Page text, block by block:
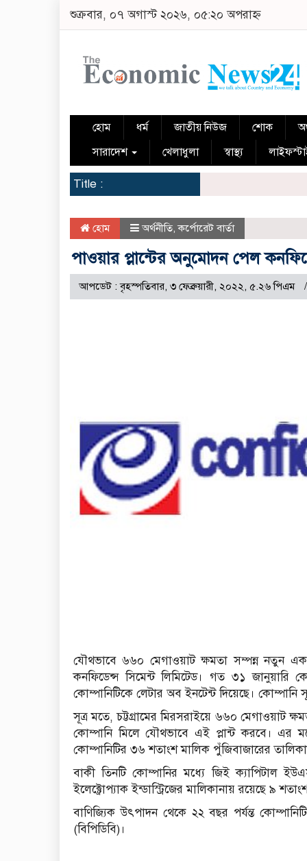
শুক্রবার, ০৭ অগাস্ট ২০২৬, ০৫:২০ অপরাহ্ন
হোম ধর্ম জাতীয় নিউজ শোক
সারাদেশ
খেলাধুলা স্বাস্থ্য
Title :
হোম অর্থনীতি,কর্পোরেট বার্তা
পাওয়ার প্লান্টের অনুমোদন পেল
আপডেট : বৃহস্পতিবার, ৩ ফেব্রুয়ারী, ২০২২, ৫.২৬ পিএম
যৌথভাবে ৬৬০ মেগাওয়াট ক্ষমতা সম্পন্ন নতুন
কনফিডেন্স সিমেন্ট লিমিটেড। গত ৩১ জানুয়ারি
কোম্পানিটিকে লেটার অব ইনটেন্ট দিয়েছে। কোম্পানি
সূত্র মতে, চট্টগ্রামের মিরসরাইয়ে ৬৬০ মেগাওয়াট
কোম্পানি মিলে যৌথভাবে এই প্লান্ট করবে। এর
কোম্পানিটির ৩৬ শতাংশ মালিক পুঁজিবাজারের
বাকী তিনটি কোম্পানির মধ্যে জিই ক্যাপিটাল
ইলেক্ট্রোপ্যাক ইন্ডাস্ট্রিজের মালিকানায় রয়েছে ৯
বাণিজ্যিক উৎপাদন থেকে ২২ বছর পর্যন্ত
(বিপিডিবি)।